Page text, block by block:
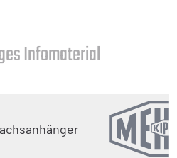
Infomaterial